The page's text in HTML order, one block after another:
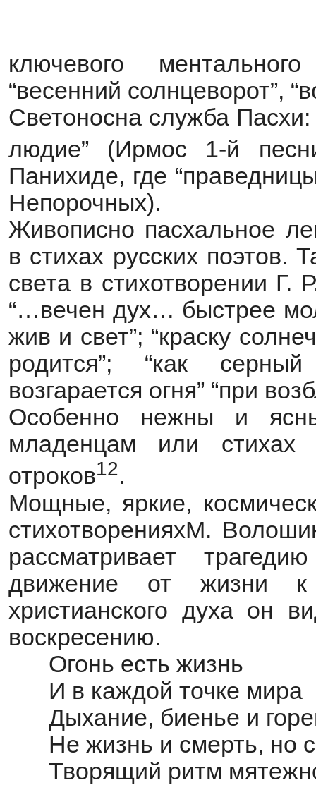
ключевого
“весенний солнцеворот”,
Светоносна служба
людие” (Ирмос 1-й
Панихиде, где
Непорочных).
Живописно пасхальное
в стихах русских поэтов.
света в стихотворении Г.
“…вечен дух… быстрее
жив и свет”; “краску
родится”; “как
возгарается огня” “при
Особенно нежны и
младенцам или
отроков12.
Мощные, яркие,
стихотворенияхМ.
рассматривает
движение от жизни
христианского духа он
воскресению.
Огонь есть жизнь
И в каждой точке мира
Дыхание, биенье и
Не жизнь и смерть, но
Творящий ритм